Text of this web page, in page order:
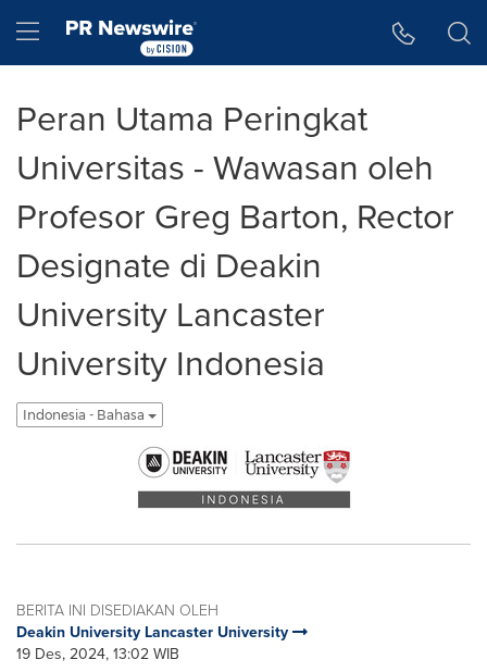
Hamburger menu
Peran Utama Peringkat
Universitas - Wawasan oleh
Profesor Greg Barton, Rector
Designate di Deakin
University Lancaster
University Indonesia
Indonesia - Bahasa
BERITA INI DISEDIAKAN OLEH
Deakin University Lancaster University
19 Des, 2024, 13:02 WIB